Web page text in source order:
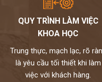
nhạt, trắng
Đối với gia chủ mệnh Thủy:
xám (tương sinh), xanh lam
đất, nâu
Đối với gia chủ mệnh Hỏa:
sinh), tránh
Đối với gia chủ mệnh Thổ:
QUY TRÌNH LÀM VIỆC
KHOA HỌC
Trung thực, mạch lạc, rõ
là yêu cầu tối thiết khi làm
việc với khách hàng.